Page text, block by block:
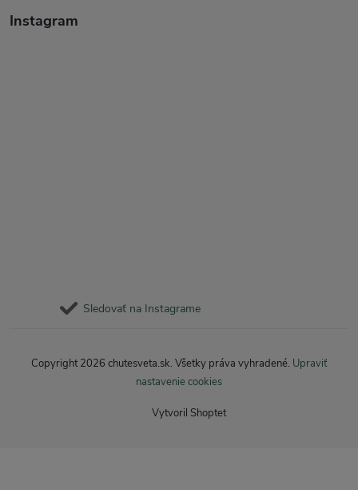
Instagram
Sledovať na Instagrame
Vytvoril Shoptet
Copyright 2026 chutesveta.sk. Všetky práva vyhradené. Upraviť
nastavenie cookies